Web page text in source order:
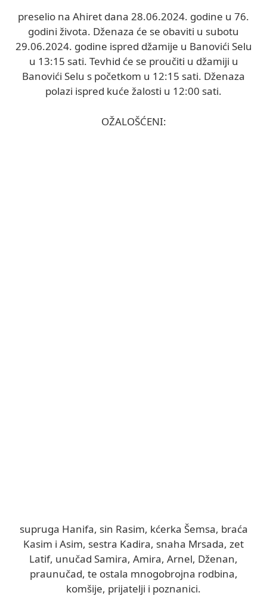
preselio na Ahiret dana 28.06.2024. godine u 76.
godini života. Dženaza će se obaviti u subotu
29.06.2024. godine ispred džamije u Banovići Selu
u 13:15 sati. Tevhid će se proučiti u džamiji u
Banovići Selu s početkom u 12:15 sati. Dženaza
polazi ispred kuće žalosti u 12:00 sati.
OŽALOŠĆENI:
supruga Hanifa, sin Rasim, kćerka Šemsa, braća
Kasim i Asim, sestra Kadira, snaha Mrsada, zet
Latif, unučad Samira, Amira, Arnel, Dženan,
praunučad, te ostala mnogobrojna rodbina,
komšije, prijatelji i poznanici.